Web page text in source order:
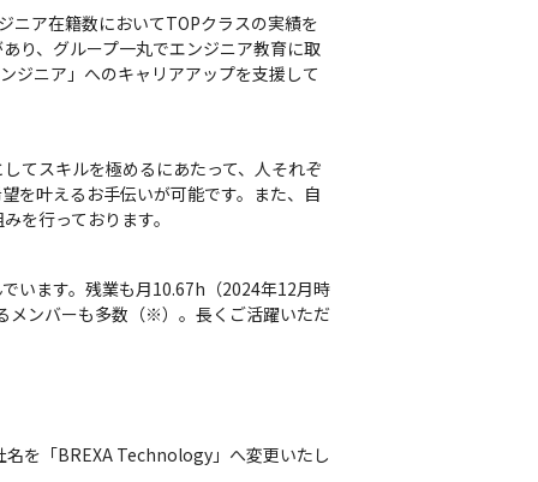
ニア在籍数においてTOPクラスの実績を
り、グループ一丸でエンジニア教育に取
ジニア」へのキャリアアップを支援して
てスキルを極めるにあたって、人それぞ
を叶えるお手伝いが可能です。また、自
を行っております。
います。残業も月10.67h（2024年12月時
メンバーも多数（※）。長くご活躍いただ
名を「BREXA Technology」へ変更いたし